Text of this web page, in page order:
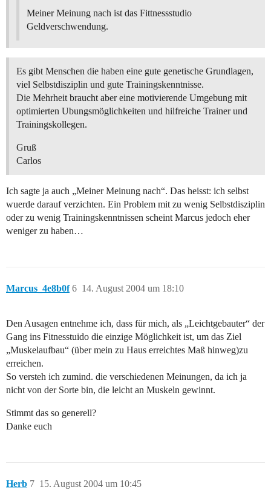
Meiner Meinung nach ist das Fittnessstudio
Geldverschwendung.
Es gibt Menschen die haben eine gute genetische Grundlagen,
viel Selbstdisziplin und gute Trainingskenntnisse.
Die Mehrheit braucht aber eine motivierende Umgebung mit
optimierten Ubungsmöglichkeiten und hilfreiche Trainer und
Trainingskollegen.
Gruß
Carlos
Ich sagte ja auch „Meiner Meinung nach“. Das heisst: ich selbst
wuerde darauf verzichten. Ein Problem mit zu wenig Selbstdisziplin
oder zu wenig Trainingskenntnissen scheint Marcus jedoch eher
weniger zu haben…
Marcus_4e8b0f 14. August 2004 um 18:10
6
Den Ausagen entnehme ich, dass für mich, als „Leichtgebauter“ der
Gang ins Fitnesstuido die einzige Möglichkeit ist, um das Ziel
„Muskelaufbau“ (über mein zu Haus erreichtes Maß hinweg)zu
erreichen.
So versteh ich zumind. die verschiedenen Meinungen, da ich ja
nicht von der Sorte bin, die leicht an Muskeln gewinnt.
Stimmt das so generell?
Danke euch
Herb 15. August 2004 um 10:45
7